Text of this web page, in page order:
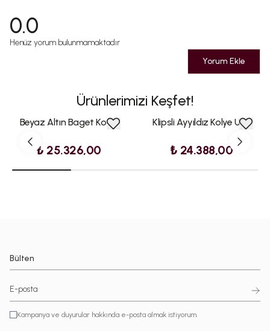
0.0
Henüz yorum bulunmamaktadır
Yorum Ekle
Ürünlerimizi Keşfet!
Beyaz Altın Baget Kolye
₺ 25.326,00
Klipsli Ayyıldız Kolye Ucu
₺ 24.388,00
Bülten
Kampanya ve duyurular hakkında e-posta almak istiyorum.